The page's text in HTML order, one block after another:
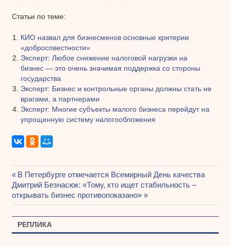
Статьи по теме:
КИО назвал для бизнесменов основные критерии
«добросовестности»
Эксперт: Любое снижение налоговой нагрузки на
бизнес — это очень значимая поддержка со стороны
государства
Эксперт: Бизнес и контрольные органы должны стать не
врагами, а партнерами
Эксперт: Многие субъекты малого бизнеса перейдут на
упрощенную систему налогообложения
Навигация
по
записям
Предыдущая
запись:
В Петербурге отмечается Всемирный День качества
Следующая
запись:
Дмитрий Безнасюк: «Тому, кто ищет стабильность –
открывать бизнес противопоказано»
РЕПЛИКА